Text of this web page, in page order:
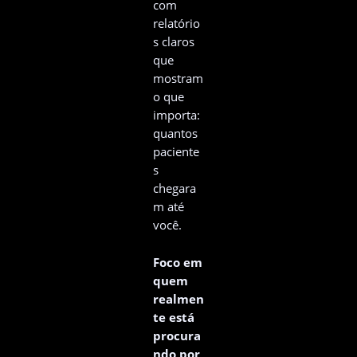
com
relatório
s claros
que
mostram
o que
importa:
quantos
paciente
s
chegara
m até
você.
Foco em
quem
realmen
te está
procura
ndo por